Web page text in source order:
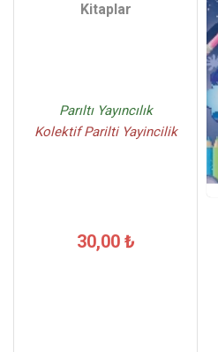
Kitaplar
Parıltı Yayıncılık
Kolektif Parilti Yayincilik
30,00 ₺